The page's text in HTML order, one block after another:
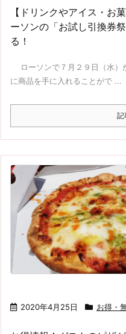
【ドリンクやアイス・お
ーソンの「お試し引換券
る！
ローソンで７月２９日（水）
に商品を手に入れることがで ...
記
2020年4月25日 お得・